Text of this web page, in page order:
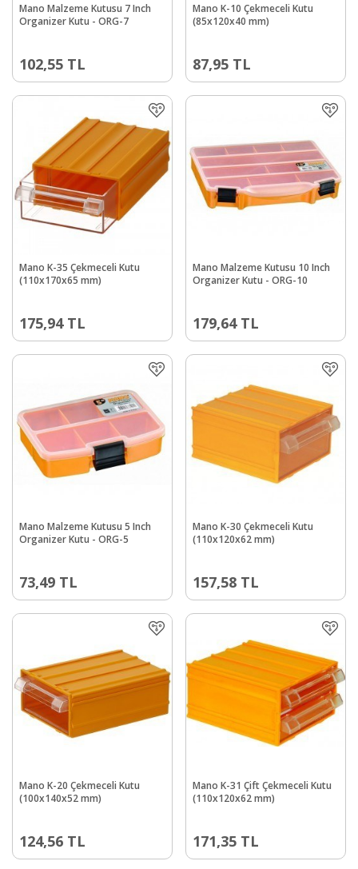
Mano Malzeme Kutusu 7 Inch
Organizer Kutu - ORG-7
102,55 TL
Mano K-10 Çekmeceli Kutu
(85x120x40 mm)
87,95 TL
Mano K-35 Çekmeceli Kutu
(110x170x65 mm)
175,94TL
Mano Malzeme Kutusu 10 Inch
Organizer Kutu - ORG-10
179,64TL
Mano Malzeme Kutusu 5 Inch
Organizer Kutu - ORG-5
73,49 TL
Mano K-30 Çekmeceli Kutu
(110x120x62 mm)
157,58 TL
Mano K-20 Çekmeceli Kutu
(100x140x52 mm)
124,56 TL
Mano K-31 Çift Çekmeceli Kutu
(110x120x62 mm)
171,35 TL